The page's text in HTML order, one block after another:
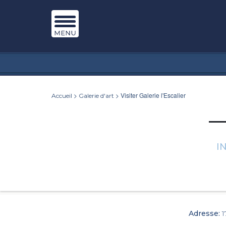
Accueil > Galerie d'art > Visiter Galerie l'Escalier
Adresse: